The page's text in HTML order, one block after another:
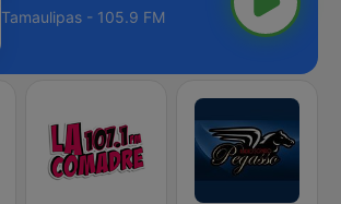
Tamaulipas - 105.9 FM